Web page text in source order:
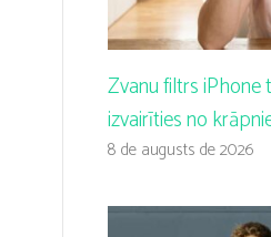
Zvanu filtrs iPhone
izvairīties no
8 de augusts de 2026